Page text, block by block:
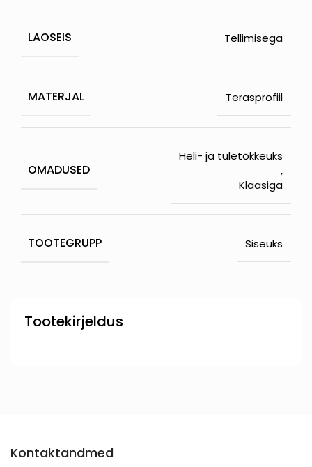
Tootekirjeldus
LAOSEIS Tellimisega
MATERJAL Terasprofiil
OMADUSED
Heli- ja tuletõkkeuks
,
Klaasiga
TOOTEGRUPP Siseuks
Kontaktandmed